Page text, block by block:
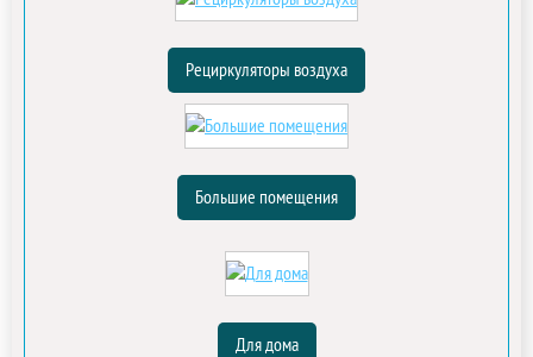
Рециркуляторы воздуха
Большие помещения
Для дома